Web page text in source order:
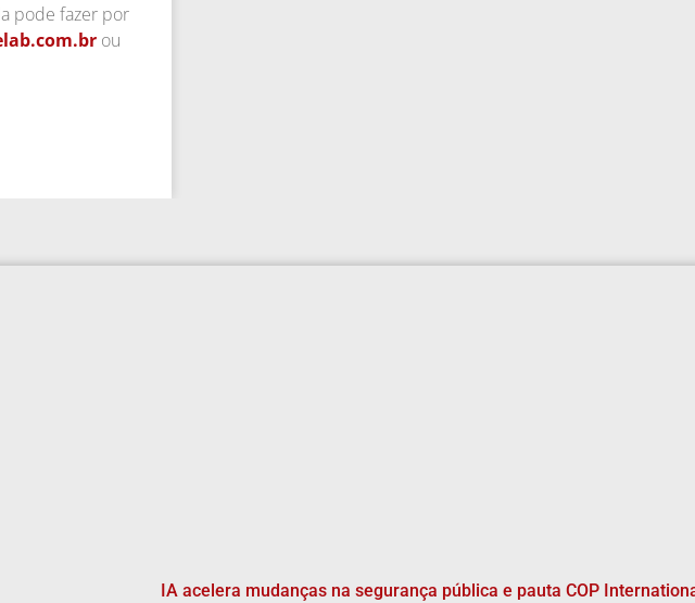
pode fazer por
ou
IA acelera mudanças na segurança pública e pauta COP